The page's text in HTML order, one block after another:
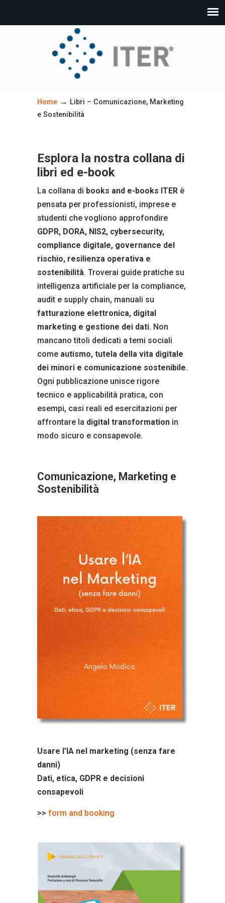
Home → Libri – Comunicazione, Marketing
e Sostenibilità
Esplora la nostra collana di
libri ed e-book
La collana di books and e-books ITER è
pensata per professionisti, imprese e
studenti che vogliono approfondire
GDPR, DORA, NIS2, cybersecurity,
compliance digitale, governance del
rischio, resilienza operativa e
sostenibilità. Troverai guide pratiche su
intelligenza artificiale per la compliance,
audit e supply chain, manuali su
fatturazione elettronica, digital
marketing e gestione dei dati. Non
mancano titoli dedicati a temi sociali
come autismo, tutela della vita digitale
dei minori e comunicazione sostenibile.
Ogni pubblicazione unisce rigore
tecnico e applicabilità pratica, con
esempi, casi reali ed esercitazioni per
affrontare la digital transformation in
modo sicuro e consapevole.
Comunicazione, Marketing e
Sostenibilità
Usare l’IA nel marketing (senza fare
danni)
Dati, etica, GDPR e decisioni
consapevoli
>> form and booking